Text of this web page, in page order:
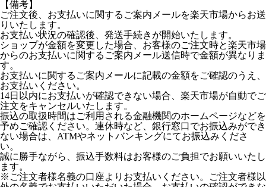
【備考】
ご注文後、お支払いに関するご案内メールを楽天市場からお送
りいたします。
お支払い状況の確認後、発送手続きが開始いたします。
ショップが金額を変更した場合、お客様のご注文時と楽天市場
からのお支払いに関するご案内メール送信時で金額が異なりま
す。
お支払いに関するご案内メールに記載の金額をご確認のうえ、
お支払いください。
14日以内にお支払いが確認できない場合、楽天市場が自動でご
注文をキャンセルいたします。
振込の取扱時間はご利用される金融機関のホームページなどを
予めご確認ください。連休時など、銀行窓口でお振込みができ
ない場合は、ATMやネットバンキングにてお振込みくださ
い。
誠に勝手ながら、振込手数料はお客様のご負担でお願いいたし
ます。
※ご注文者様名義の口座よりお支払いください。ご注文者様以